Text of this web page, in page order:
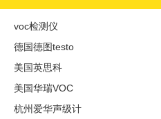
voc检测仪
德国德图testo
美国英思科
美国华瑞VOC
杭州爱华声级计